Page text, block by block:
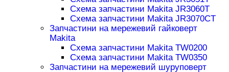
Схема запчастини Makita JR3060T
Схема запчастини Makita JR3070CT
Запчастини на мережевий гайковерт
Makita
Схема запчастини Makita TW0200
Схема запчастини Makita TW0350
Запчастини на мережевий шуруповерт